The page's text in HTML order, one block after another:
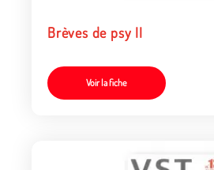
Brèves de psy II
Voir la fiche